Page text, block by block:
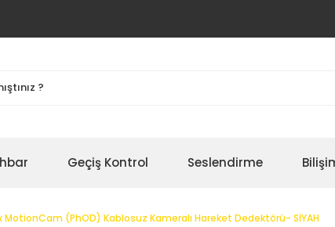
Geçiş Kontrol Seslendirme
MotionCam (PhOD) Kablosuz Kameralı Hareket Dedektörü- SİYAH